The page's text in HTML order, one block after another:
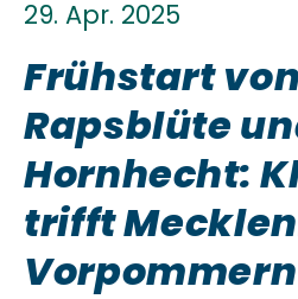
29. Apr. 2025
Frühstart von
Rapsblüte
Hornhecht:
trifft
Vorpommern